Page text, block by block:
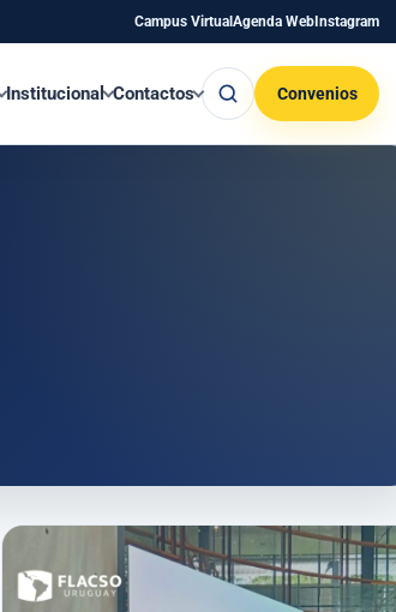
Campus VirtualAgenda WebInstagram
Institucional Contactos Buscar Convenios